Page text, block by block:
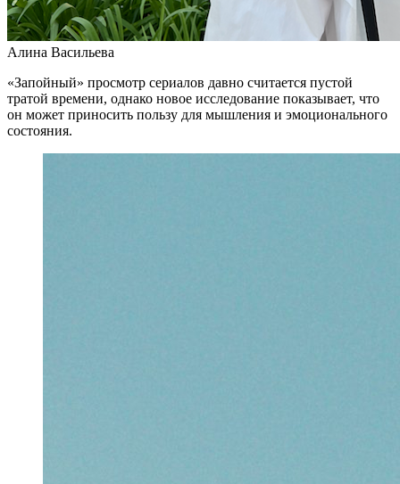
Алина Васильева
«Запойный» просмотр сериалов давно считается пустой
тратой времени, однако новое исследование показывает, что
он может приносить пользу для мышления и эмоционального
состояния.